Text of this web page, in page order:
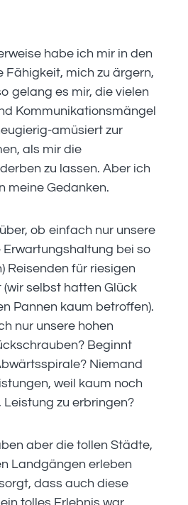
habe ich mir in den
Fähigkeit, mich zu ärgern,
gelang es mir, die vielen
Kommunikationsmängel
amüsiert zur
als mir die
zu lassen. Aber ich
meine Gedanken.
ob einfach nur unsere
bei so
Reisenden für riesigen
selbst hatten Glück
Pannen kaum betroffen).
nur unsere hohen
Beginnt
Niemand
weil kaum noch
zu erbringen?
aber die tollen Städte,
Landgängen erleben
dass auch diese